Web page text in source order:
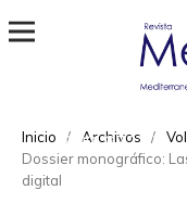
1989-872X
Inicio / Archivos /
Dossier monográfico:
digital